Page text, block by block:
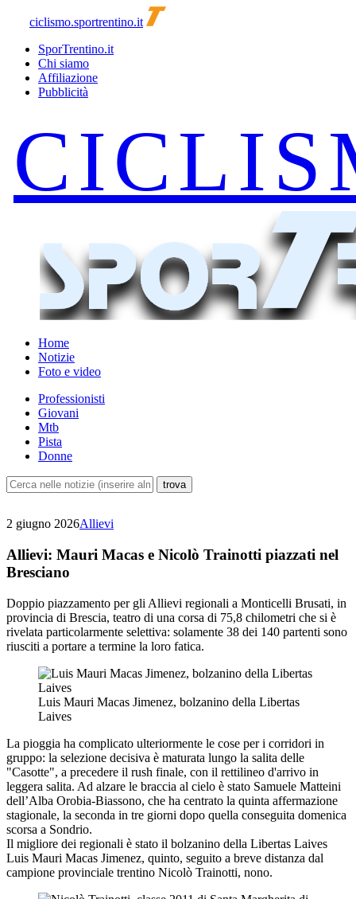
ciclismo.sportrentino.it
SporTrentino.it
Chi siamo
Affiliazione
Pubblicità
Home
Notizie
Foto e video
Professionisti
Giovani
Mtb
Pista
Donne
2 giugno 2026Allievi
Allievi: Mauri Macas e Nicolò Trainotti piazzati nel
Bresciano
Doppio piazzamento per gli Allievi regionali a Monticelli Brusati, in
provincia di Brescia, teatro di una corsa di 75,8 chilometri che si è
rivelata particolarmente selettiva: solamente 38 dei 140 partenti sono
riusciti a portare a termine la loro fatica.
Luis Mauri Macas Jimenez, bolzanino della Libertas
Laives
La pioggia ha complicato ulteriormente le cose per i corridori in
gruppo: la selezione decisiva è maturata lungo la salita delle
"Casotte", a precedere il rush finale, con il rettilineo d'arrivo in
leggera salita. Ad alzare le braccia al cielo è stato Samuele Matteini
dell’Alba Orobia-Biassono, che ha centrato la quinta affermazione
stagionale, la seconda in tre giorni dopo quella conseguita domenica
scorsa a Sondrio.
Il migliore dei regionali è stato il bolzanino della Libertas Laives
Luis Mauri Macas Jimenez, quinto, seguito a breve distanza dal
campione provinciale trentino Nicolò Trainotti, nono.